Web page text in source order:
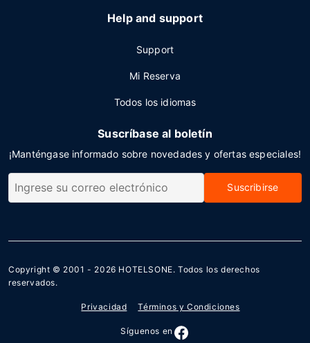
Help and support
Support
Mi Reserva
Todos los idiomas
Suscríbase al boletín
¡Manténgase informado sobre novedades y ofertas especiales!
Suscribirse
Copyright © 2001 - 2026 HOTELSONE. Todos los derechos
reservados.
Privacidad Términos y Condiciones
Síguenos en